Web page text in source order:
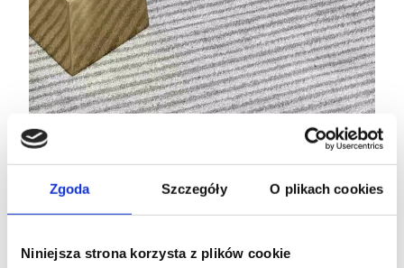
Zgoda Szczegóły O plikach cookies
Niniejsza strona korzysta z plików cookie